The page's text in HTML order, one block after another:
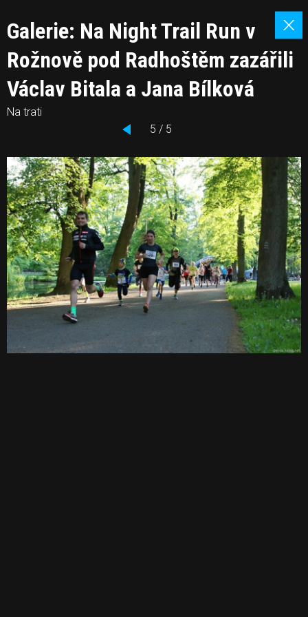
Galerie: Na Night Trail Run v
Rožnově pod Radhoštěm zazářili
Václav Bitala a Jana Bílková
Na trati
5 / 5